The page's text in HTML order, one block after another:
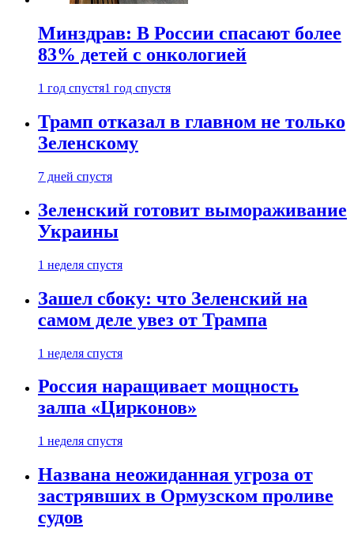
Минздрав: В России спасают более
83% детей с онкологией
1 год спустя1 год спустя
Трамп отказал в главном не только
Зеленскому
7 дней спустя
Зеленский готовит вымораживание
Украины
1 неделя спустя
Зашел сбоку: что Зеленский на
самом деле увез от Трампа
1 неделя спустя
Россия наращивает мощность
залпа «Цирконов»
1 неделя спустя
Названа неожиданная угроза от
застрявших в Ормузском проливе
судов